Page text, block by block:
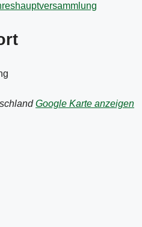
Google Karte anzeigen